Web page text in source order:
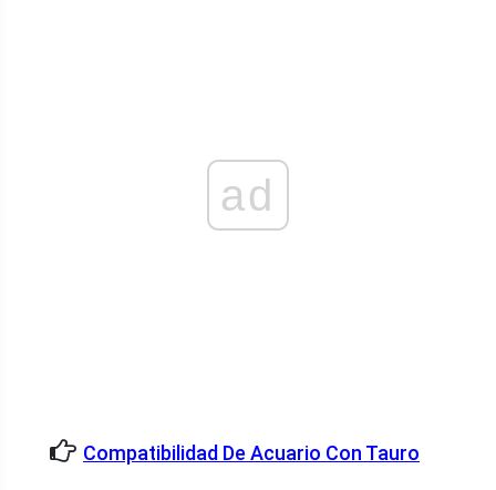
ad
Compatibilidad De Acuario Con Tauro